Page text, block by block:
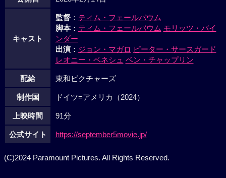
キャスト
監督： ティム・フェールバウム
脚本： ティム・フェールバウム モリッツ・バイ
ンダー
出演： ジョン・マガロ ピーター・サースガード
レオニー・ベネシュ ベン・チャップリン
配給 東和ピクチャーズ
制作国 ドイツ=アメリカ（2024）
上映時間 91分
公式サイト https://september5movie.jp/
(C)2024 Paramount Pictures. All Rights Reserved.